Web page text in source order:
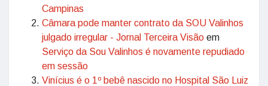
Campinas
Câmara pode manter contrato da SOU Valinhos
julgado irregular - Jornal Terceira Visão em
Serviço da Sou Valinhos é novamente repudiado
em sessão
Vinícius é o 1º bebê nascido no Hospital São Luiz